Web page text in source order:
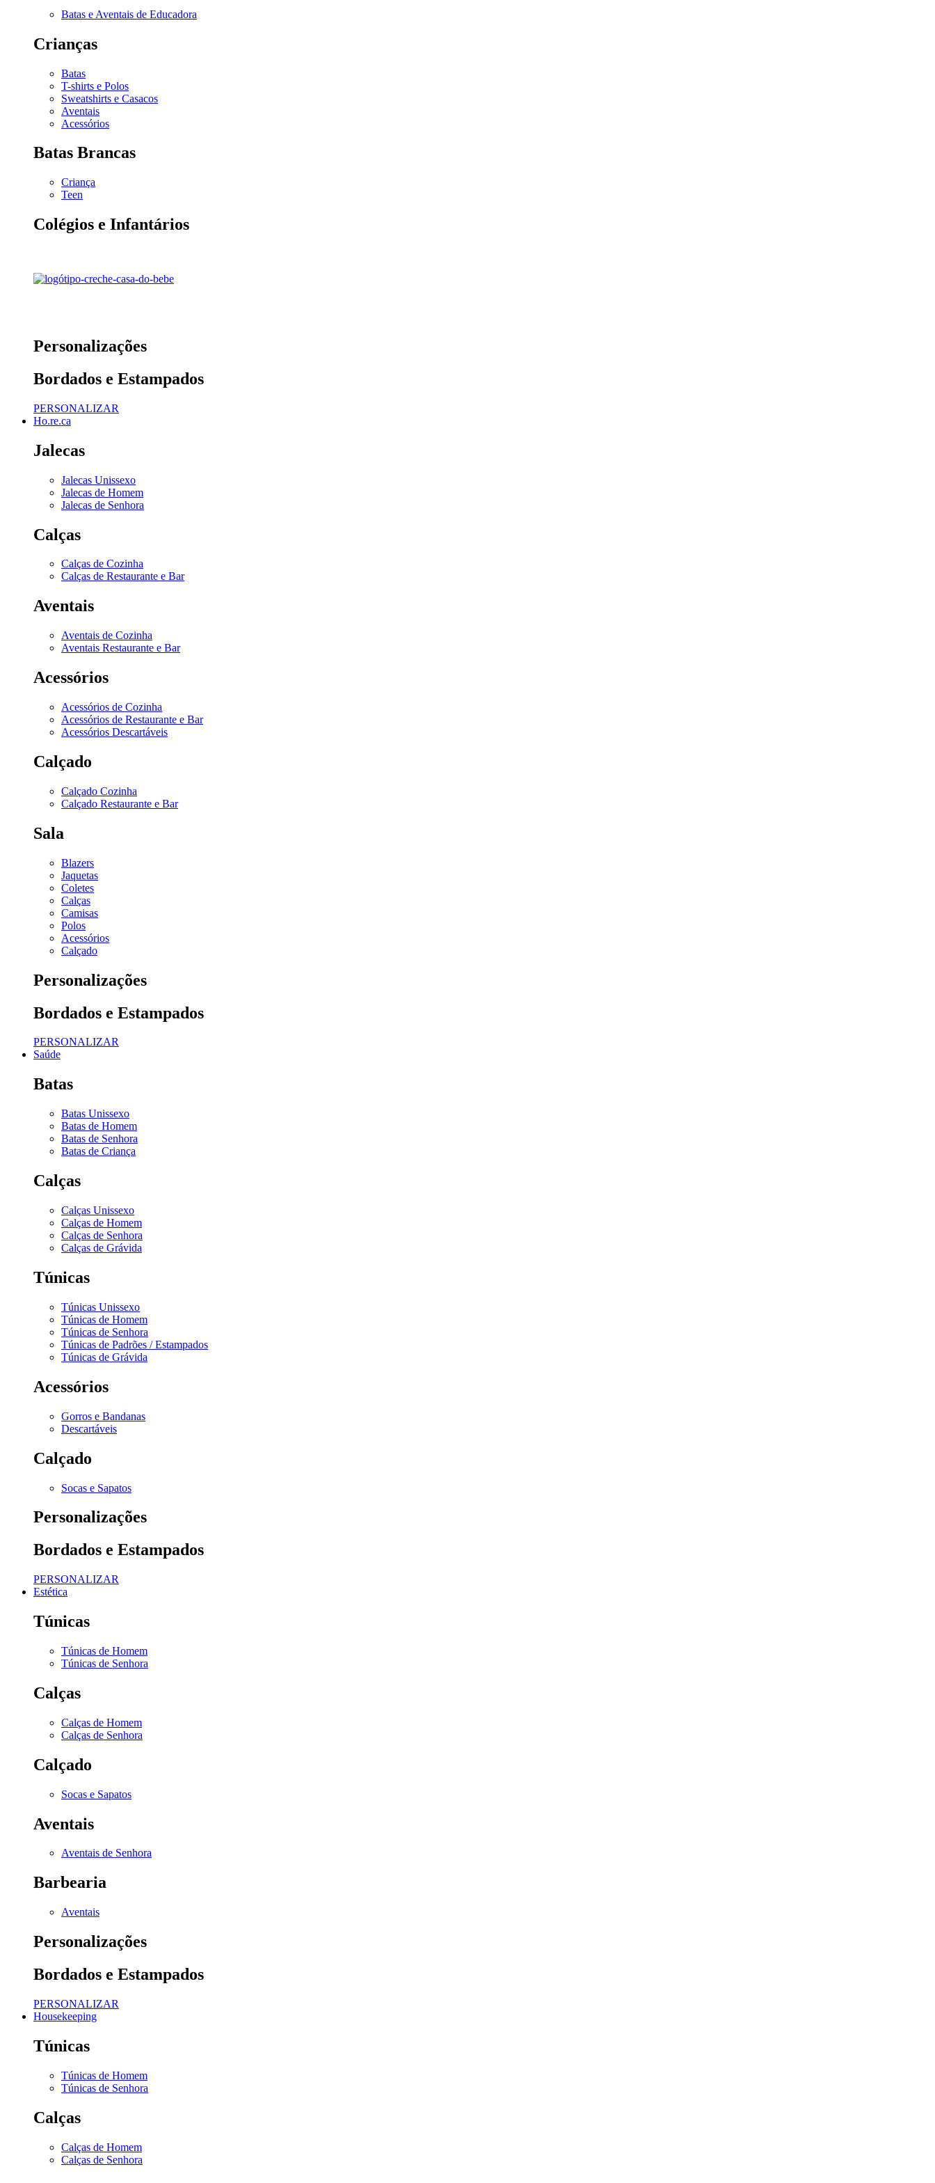
Batas e Aventais de Educadora
Crianças
Batas
T-shirts e Polos
Sweatshirts e Casacos
Aventais
Acessórios
Batas Brancas
Criança
Teen
Colégios e Infantários
Personalizações
Bordados e Estampados
PERSONALIZAR
Ho.re.ca
Jalecas
Jalecas Unissexo
Jalecas de Homem
Jalecas de Senhora
Calças
Calças de Cozinha
Calças de Restaurante e Bar
Aventais
Aventais de Cozinha
Aventais Restaurante e Bar
Acessórios
Acessórios de Cozinha
Acessórios de Restaurante e Bar
Acessórios Descartáveis
Calçado
Calçado Cozinha
Calçado Restaurante e Bar
Sala
Blazers
Jaquetas
Coletes
Calças
Camisas
Polos
Acessórios
Calçado
Personalizações
Bordados e Estampados
PERSONALIZAR
Saúde
Batas
Batas Unissexo
Batas de Homem
Batas de Senhora
Batas de Criança
Calças
Calças Unissexo
Calças de Homem
Calças de Senhora
Calças de Grávida
Túnicas
Túnicas Unissexo
Túnicas de Homem
Túnicas de Senhora
Túnicas de Padrões / Estampados
Túnicas de Grávida
Acessórios
Gorros e Bandanas
Descartáveis
Calçado
Socas e Sapatos
Personalizações
Bordados e Estampados
PERSONALIZAR
Estética
Túnicas
Túnicas de Homem
Túnicas de Senhora
Calças
Calças de Homem
Calças de Senhora
Calçado
Socas e Sapatos
Aventais
Aventais de Senhora
Barbearia
Aventais
Personalizações
Bordados e Estampados
PERSONALIZAR
Housekeeping
Túnicas
Túnicas de Homem
Túnicas de Senhora
Calças
Calças de Homem
Calças de Senhora